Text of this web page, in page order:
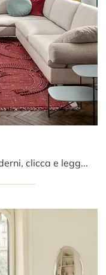
Se desideri divani per salotti moderni, clicca e leggi di più sul modello Voyage in tessuto del brand Saba.